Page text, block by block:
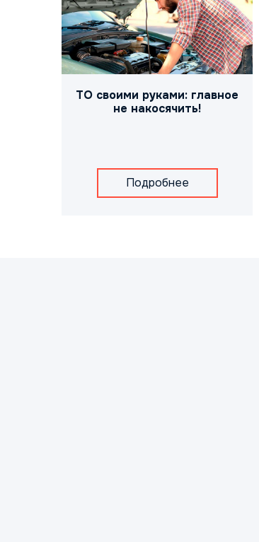
ТО своими руками: главное
не накосячить!
Подробнее